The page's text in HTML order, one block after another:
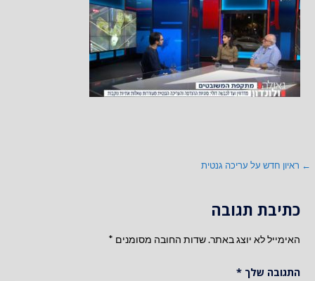
ניווט
← ראיון חדש על עריכה גנטית
כתיבת תגובה
האימייל לא יוצג באתר.שדות החובה מסומנים *
התגובה שלך *